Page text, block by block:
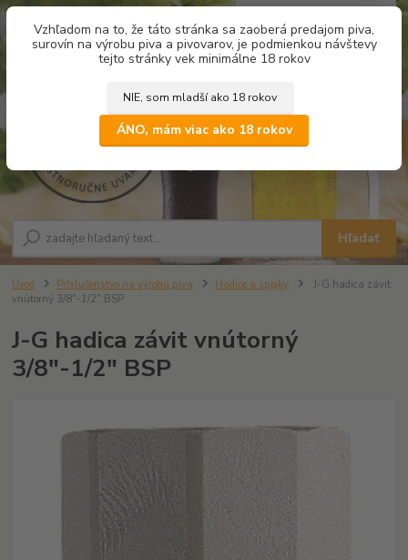
Vzhľadom na to, že táto stránka sa zaoberá predajom piva,
surovín na výrobu piva a pivovarov, je podmienkou návštevy
tejto stránky vek minimálne 18 rokov
NIE, som mladší ako 18 rokov
ÁNO, mám viac ako 18 rokov
Hľadať
za0,00 €
Úvod Príslušenstvo na výrobu piva Hadice a spojky
J-G hadica závit
vnútorný 3/8"-1/2" BSP
J-G hadica závit vnútorný
3/8"-1/2" BSP